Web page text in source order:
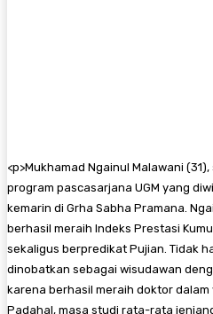
<p>Mukhamad Ngainul Malawani
program pascasarjana UGM yang
kemarin di Grha Sabha Pramana.
berhasil meraih Indeks Prestasi
sekaligus berpredikat Pujian. Tidak
dinobatkan sebagai wisudawan
karena berhasil meraih doktor dalam
Padahal, masa studi rata-rata